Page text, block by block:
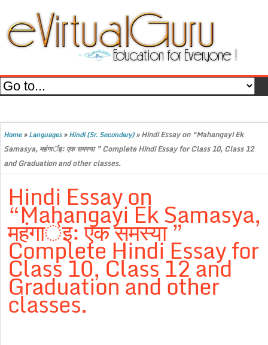
Home»Languages»Hindi (Sr. Secondary)»Hindi Essay on “Mahangayi Ek
Samasya, महंगार्इ: एक समस्या ” Complete Hindi Essay for Class 10, Class 12
and Graduation and other classes.
Hindi Essay on
“Mahangayi Ek Samasya,
महंगार्इ: एक समस्या ”
Complete Hindi Essay for
Class 10, Class 12 and
Graduation and other
classes.